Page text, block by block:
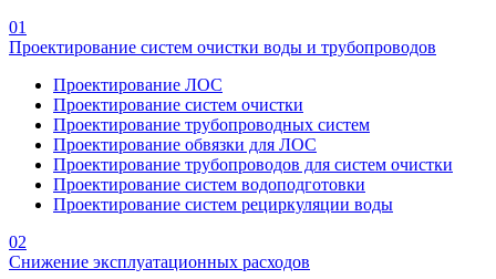
01
Проектирование систем очистки воды и трубопроводов
Проектирование ЛОС
Проектирование систем очистки
Проектирование трубопроводных систем
Проектирование обвязки для ЛОС
Проектирование трубопроводов для систем очистки
Проектирование систем водоподготовки
Проектирование систем рециркуляции воды
02
Снижение эксплуатационных расходов